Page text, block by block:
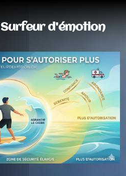
Surfeur d'émotion